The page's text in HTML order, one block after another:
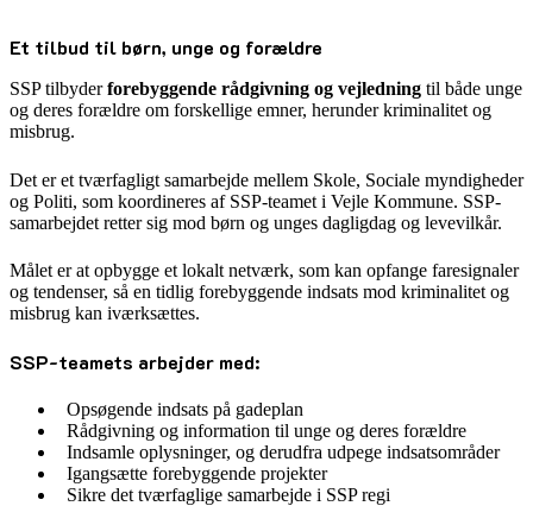
Et tilbud til børn, unge og forældre
SSP tilbyderforebyggende rådgivning og vejledning til både unge
og deres forældre om forskellige emner, herunder kriminalitet og
misbrug.
Det er et tværfagligt samarbejde mellem Skole, Sociale myndigheder
og Politi, som koordineres af SSP-teamet i Vejle Kommune. SSP-
samarbejdet retter sig mod børn og unges dagligdag og levevilkår.
Målet er at opbygge et lokalt netværk, som kan opfange faresignaler
og tendenser, så en tidlig forebyggende indsats mod kriminalitet og
misbrug kan iværksættes.
SSP-teamets arbejder med:
Opsøgende indsats på gadeplan
Rådgivning og information til unge og deres forældre
Indsamle oplysninger, og derudfra udpege indsatsområder
Igangsætte forebyggende projekter
Sikre det tværfaglige samarbejde i SSP regi